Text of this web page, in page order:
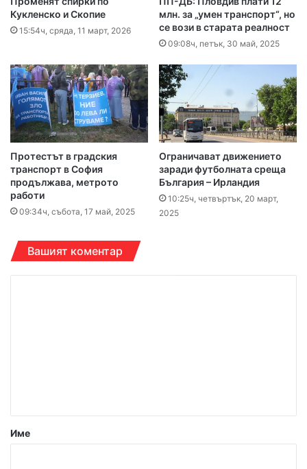
Кукленско и Скопие
15:54ч, сряда, 11 март, 2026
млн. за „умен транспорт“, но
се вози в старата реалност
09:08ч, петък, 30 май, 2025
Протестът в градския
транспорт в София
продължава, метрото
работи
09:34ч, събота, 17 май, 2025
Ограничават движението
заради футболната среща
България – Ирландия
10:25ч, четвъртък, 20 март,
2025
Вашият коментар
р
Име